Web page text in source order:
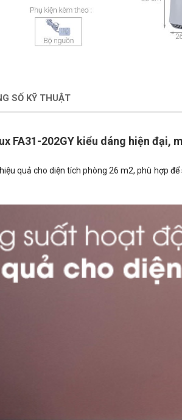
SỐ KỸ THUẬT
FA31-202GY kiểu dáng hiện
quả cho diện tích phòng 26 m2, phù hợp